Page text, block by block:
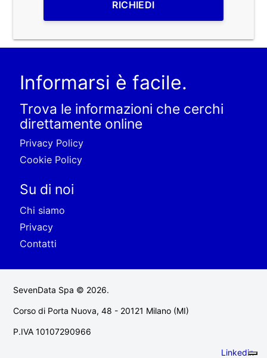
RICHIEDI
Informarsi è facile.
Trova le informazioni che cerchi
direttamente online
Privacy Policy
Cookie Policy
Su di noi
Chi siamo
Privacy
Contatti
SevenData Spa © 2026.
Corso di Porta Nuova, 48 - 20121 Milano (MI)
P.IVA 10107290966
Linkedin